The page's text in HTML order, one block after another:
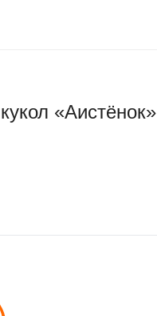
«Аистёнок»